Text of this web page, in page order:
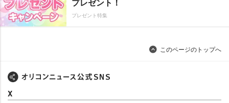
プレゼント特集
このページのトップへ
X